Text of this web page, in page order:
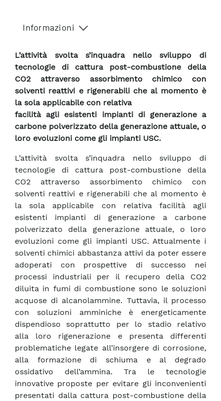
Informazioni
L’attività svolta s’inquadra nello sviluppo di
tecnologie di cattura post-combustione della
CO2 attraverso assorbimento chimico con
solventi reattivi e rigenerabili che al momento è
la sola applicabile con relativa
facilità agli esistenti impianti di generazione a
carbone polverizzato della generazione attuale, o
loro evoluzioni come gli impianti USC.
L’attività svolta s’inquadra nello sviluppo di
tecnologie di cattura post-combustione della
CO2 attraverso assorbimento chimico con
solventi reattivi e rigenerabili che al momento è
la sola applicabile con relativa facilità agli
esistenti impianti di generazione a carbone
polverizzato della generazione attuale, o loro
evoluzioni come gli impianti USC. Attualmente i
solventi chimici abbastanza attivi da poter essere
adoperati con prospettive di successo nei
processi industriali per il recupero della CO2
diluita in fumi di combustione sono le soluzioni
acquose di alcanolammine. Tuttavia, il processo
con soluzioni amminiche è energeticamente
dispendioso soprattutto per lo stadio relativo
alla loro rigenerazione e presenta differenti
problematiche legate all’insorgere di corrosione,
alla formazione di schiuma e al degrado
ossidativo dell’ammina. Tra le tecnologie
innovative proposte per evitare gli inconvenienti
presentati dalla cattura post-combustione della